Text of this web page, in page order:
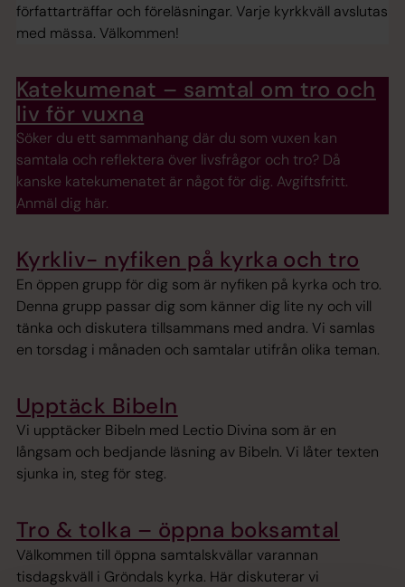
författarträffar och föreläsningar. Varje kyrkkväll avslutas
med mässa. Välkommen!
Katekumenat – samtal om tro och
liv för vuxna
Söker du ett sammanhang där du som vuxen kan
samtala och reflektera över livsfrågor och tro? Då
kanske katekumenatet är något för dig. Avgiftsfritt.
Anmäl dig här.
Kyrkliv- nyfiken på kyrka och tro
En öppen grupp för dig som är nyfiken på kyrka och tro.
Denna grupp passar dig som känner dig lite ny och vill
tänka och diskutera tillsammans med andra. Vi samlas
en torsdag i månaden och samtalar utifrån olika teman.
Upptäck Bibeln
Vi upptäcker Bibeln med Lectio Divina som är en
långsam och bedjande läsning av Bibeln. Vi låter texten
sjunka in, steg för steg.
Tro & tolka – öppna boksamtal
Välkommen till öppna samtalskvällar varannan
tisdagskväll i Gröndals kyrka. Här diskuterar vi